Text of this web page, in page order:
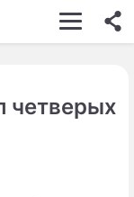
БИЗНЕС
четверых